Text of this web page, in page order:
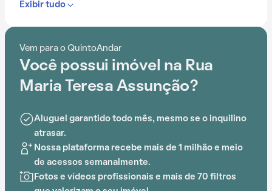
Samba Nenê de Vila Matilde,Terminal Penha, Escola
Maria Ogno, Shopping Center Penha e Colégio
Objetivo Penha adiciona conveniência ao cotidiano.
Exibir tudo
Vem para o QuintoAndar
Você possui imóvel na Rua
Maria Teresa Assunção?
Aluguel garantido todo mês, mesmo se o inquilino
atrasar.
Nossa plataforma recebe mais de 1 milhão e meio
de acessos semanalmente.
Fotos e vídeos profissionais e mais de 70 filtros